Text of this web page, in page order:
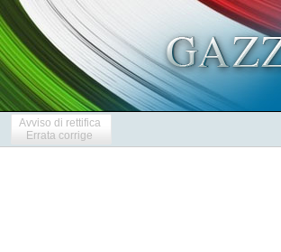
Avviso di rettifica
Errata corrige